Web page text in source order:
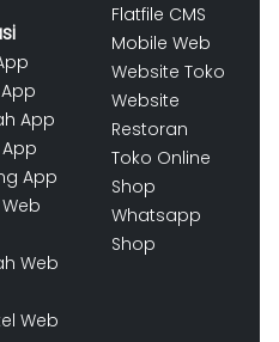
App
App
Web
Web
Flatfile CMS
Mobile Web
Website Toko
Website
Restoran
Toko Online
Shop
Whatsapp
Shop